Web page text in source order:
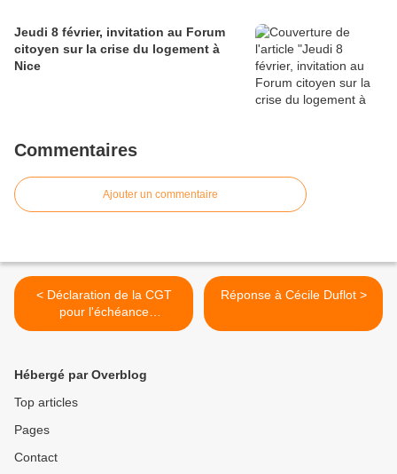
Jeudi 8 février, invitation au Forum
citoyen sur la crise du logement à
Nice
Commentaires
Ajouter un commentaire
< Déclaration de la CGT
pour l'échéance
présidentielle
Réponse à Cécile Duflot >
Hébergé par Overblog
Top articles
Pages
Contact